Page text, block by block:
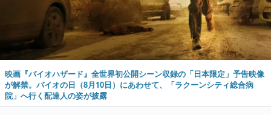
映画『バイオハザード』全世界初公開シーン収録の「日本限定」予告映像
が解禁。バイオの日（8月10日）にあわせて、「ラクーンシティ総合病
院」へ行く配達人の姿が披露